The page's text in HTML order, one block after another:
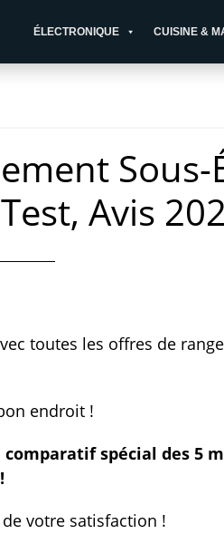
ÉLECTRONIQUE CUISINE &
Sous-
Avis
toutes les offres de
endroit !
spécial des 5
votre satisfaction !